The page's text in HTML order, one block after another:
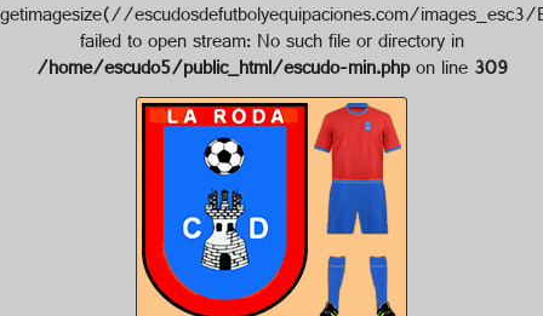
getimagesize(//escudosdefutbolyequipaciones.com/
failed to open stream: No such file or directory in
/home/escudo5/public_html/escudo-min.phpon line309